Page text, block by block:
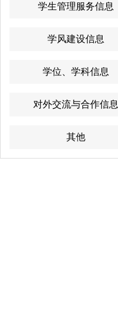
学生管理服务信息
学风建设信息
学位、学科信息
对外交流与合作信息
其他